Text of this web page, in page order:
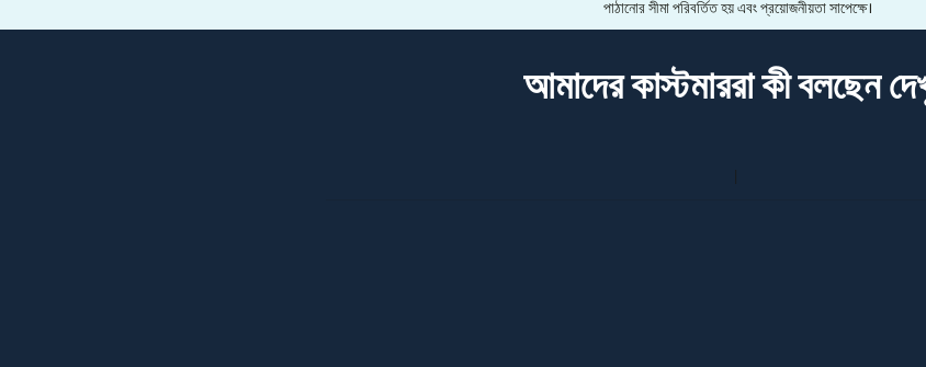
পাঠানোর সীমা পরিবর্তিত হয় এবং প্রয়োজনীয়তা সাপেক্ষে।
আমাদের কাস্টমাররা কী বলছেন